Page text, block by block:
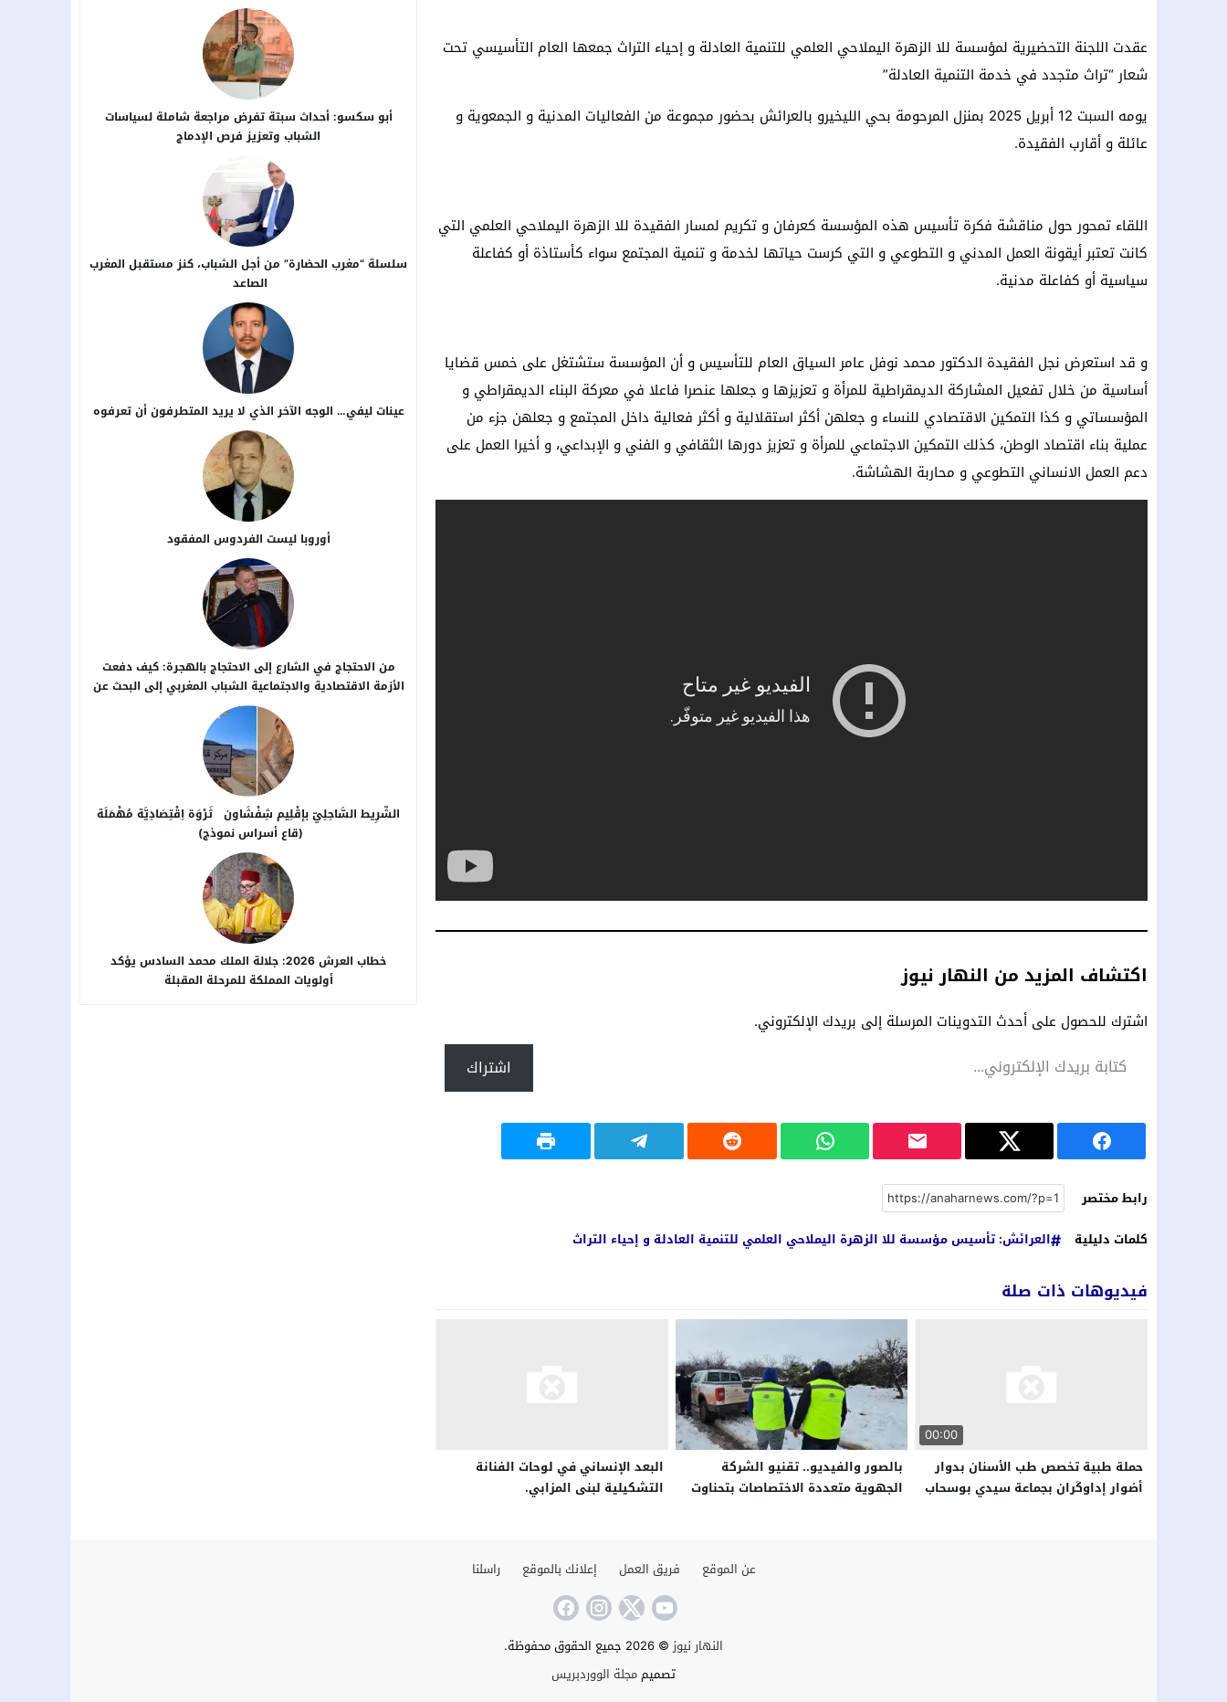
عقدت اللجنة التحضيرية لمؤسسة للا الزهرة اليملاحي العلمي للتنمية العادلة و إحياء التراث جمعها العام التأسيسي تحت
شعار “تراث متجدد في خدمة التنمية العادلة”
يومه السبت 12 أبريل 2025 بمنزل المرحومة بحي الليخيرو بالعرائش بحضور مجموعة من الفعاليات المدنية و الجمعوية و
عائلة و أقارب الفقيدة.
اللقاء تمحور حول مناقشة فكرة تأسيس هذه المؤسسة كعرفان و تكريم لمسار الفقيدة للا الزهرة اليملاحي العلمي التي
كانت تعتبر أيقونة العمل المدني و التطوعي و التي كرست حياتها لخدمة و تنمية المجتمع سواء كأستاذة أو كفاعلة
سياسية أو كفاعلة مدنية.
و قد استعرض نجل الفقيدة الدكتور محمد نوفل عامر السياق العام للتأسيس و أن المؤسسة ستشتغل على خمس قضايا
أساسية من خلال تفعيل المشاركة الديمقراطية للمرأة و تعزيزها و جعلها عنصرا فاعلا في معركة البناء الديمقراطي و
المؤسساتي و كذا التمكين الاقتصادي للنساء و جعلهن أكثر استقلالية و أكثر فعالية داخل المجتمع و جعلهن جزء من
عملية بناء اقتصاد الوطن، كذلك التمكين الاجتماعي للمرأة و تعزيز دورها الثقافي و الفني و الإبداعي، و أخيرا العمل على
دعم العمل الانساني التطوعي و محاربة الهشاشة.
اكتشاف المزيد من النهار نيوز
اشترك للحصول على أحدث التدوينات المرسلة إلى بريدك الإلكتروني.
اشتراك
رابط مختصر
كلمات دليلية
العرائش: تأسيس مؤسسة للا الزهرة اليملاحي العلمي للتنمية العادلة و إحياء التراث
فيديوهات ذات صلة
00:00
حملة طبية تخصص طب الأسنان بدوار
أضوار إداوكَران بجماعة سيدي بوسحاب
بالصور والفيديو.. تقنيو الشركة
الجهوية متعددة الاختصاصات بتحناوت
البعد الإنساني في لوحات الفنانة
التشكيلية لبنى المزابي.
أبو سكسو: أحداث سبتة تفرض مراجعة شاملة لسياسات
الشباب وتعزيز فرص الإدماج
سلسلة “مغرب الحضارة” من أجل ​الشباب، كنز مستقبل المغرب
الصاعد
عينات ليفي… الوجه الآخر الذي لا يريد المتطرفون أن تعرفوه
أوروبا ليست الفردوس المفقود
من الاحتجاج في الشارع إلى الاحتجاج بالهجرة: كيف دفعت
الأزمة الاقتصادية والاجتماعية الشباب المغربي إلى البحث عن
بدائل خارج الوطن؟
الشَّرِيط السَّاحِلِيّ بإقْلِيم شِفْشَاون ثَرْوَة اِقْتِصَادِيَّة مُهْمَلَة
(قاع أسراس نموذج)
خطاب العرش 2026: جلالة الملك محمد السادس يؤكد
أولويات المملكة للمرحلة المقبلة
عن الموقع فريق العمل إعلانك بالموقع راسلنا
النهار نيوز© 2026 جميع الحقوق محفوظة.
تصميممجلة الووردبريس